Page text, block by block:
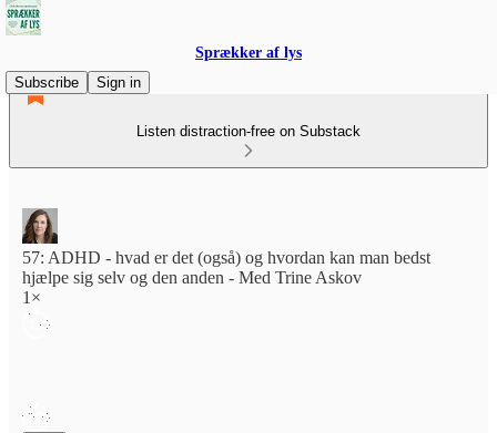
Sprækker af lys
Subscribe
Sign in
Listen distraction-free on Substack
57: ADHD - hvad er det (også) og hvordan kan man bedst
hjælpe sig selv og den anden - Med Trine Askov
1×